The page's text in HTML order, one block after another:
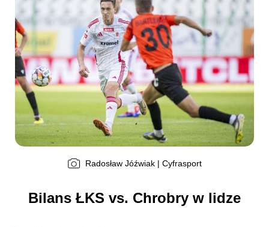
Radosław Jóźwiak | Cyfrasport
Bilans ŁKS vs. Chrobry w lidze